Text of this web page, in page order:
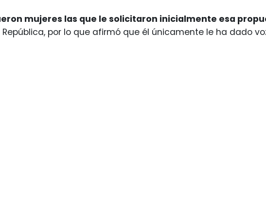
mujeres las que le solicitaron inicialmente esa
por lo que afirmó que él únicamente le ha dado